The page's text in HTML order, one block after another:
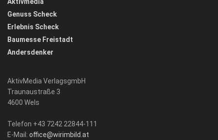
Aktivmedia
Genuss Scheck
Erlebnis Scheck
Baumesse Freistadt
Andersdenker
AktivMedia VerlagsgmbH
Traunaustraße 3
4600 Wels
Telefon +43 7242 22844-111
E-Mail: office@wirimbild.at